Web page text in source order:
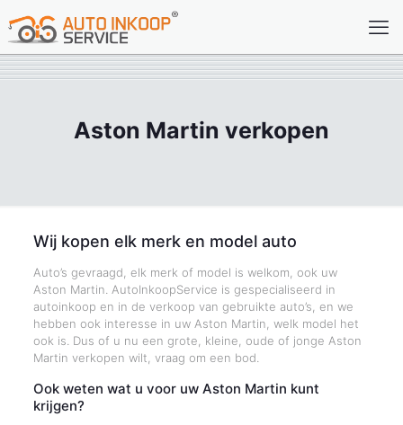
Aston Martin verkopen
Wij kopen elk merk en model auto
Auto’s gevraagd, elk merk of model is welkom, ook uw
Aston Martin. AutoInkoopService is gespecialiseerd in
autoinkoop en in de verkoop van gebruikte auto’s, en we
hebben ook interesse in uw Aston Martin, welk model het
ook is. Dus of u nu een grote, kleine, oude of jonge Aston
Martin verkopen wilt, vraag om een bod.
Ook weten wat u voor uw Aston Martin kunt
krijgen?